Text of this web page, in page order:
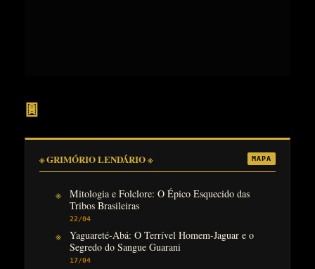
𖣍
※ GRIMÓRIO LENDÁRIO ※ MAPA
Mitologia e Folclore: O Épico Esquecido das
Tribos Brasileiras
22/04
Yaguareté-Abá: O Terrível Homem-Jaguar e o
Segredo do Sangue Guarani
17/04